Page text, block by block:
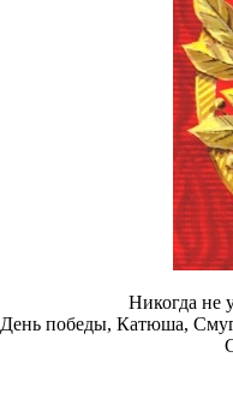
Никогда не
День победы, Катюша,